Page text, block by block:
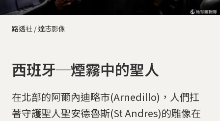
路透社 / 達志影像
西班牙─煙霧中的聖人
在北部的阿爾內迪略市(Arnedillo)，人們扛
著守護聖人聖安德魯斯(St Andres)的雕像在